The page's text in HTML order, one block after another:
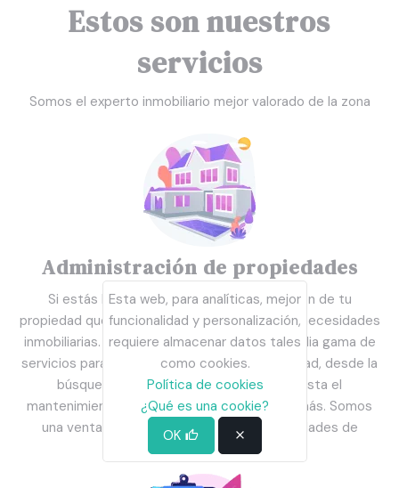
Estos son nuestros
servicios
Somos el experto inmobiliario mejor valorado de la zona
Administración de propiedades
Si estás buscando una empresa de gestión de tu
propiedad que pueda ayudarle con todas sus necesidades
inmobiliarias. Nosotros te ofrecemos una amplia gama de
servicios para ayudarle a gestionar su propiedad, desde la
búsqueda de los inquilinos adecuados hasta el
mantenimiento de la propiedad y todo lo demás. Somos
una ventanilla única para todas sus necesidades de
gestión de la propiedad
Esta web, para analíticas, mejor
funcionalidad y personalización,
requiere almacenar datos tales
como cookies.
Política de cookies
¿Qué es una cookie?
OK